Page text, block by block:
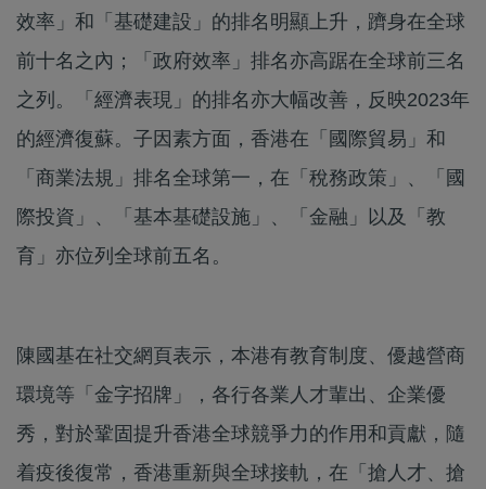
效率」和「基礎建設」的排名明顯上升，躋身在全球
前十名之內；「政府效率」排名亦高踞在全球前三名
之列。「經濟表現」的排名亦大幅改善，反映2023年
的經濟復蘇。子因素方面，香港在「國際貿易」和
「商業法規」排名全球第一，在「稅務政策」、「國
際投資」、「基本基礎設施」、「金融」以及「教
育」亦位列全球前五名。
陳國基在社交網頁表示，本港有教育制度、優越營商
環境等「金字招牌」，各行各業人才輩出、企業優
秀，對於鞏固提升香港全球競爭力的作用和貢獻，隨
着疫後復常，香港重新與全球接軌，在「搶人才、搶